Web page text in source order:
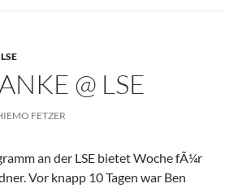
@ LSE
FETZER
an der LSE bietet Woche fÃ¼r
Vor knapp 10 Tagen war Ben